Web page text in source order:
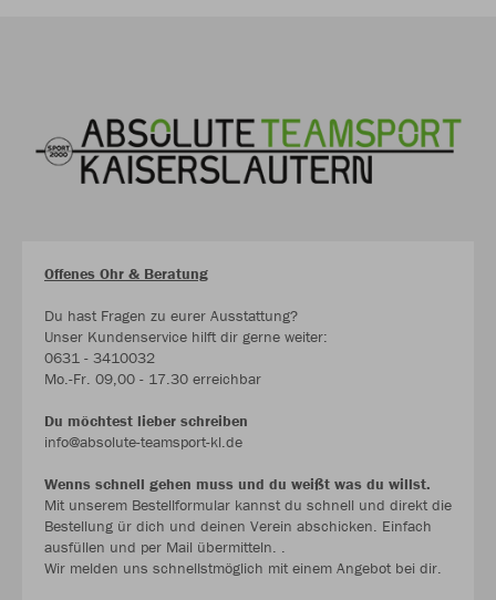
Offenes Ohr & Beratung
Du hast Fragen zu eurer Ausstattung?
Unser Kundenservice hilft dir gerne weiter:
0631 - 3410032
Mo.-Fr. 09,00 - 17.30 erreichbar
Du möchtest lieber schreiben
info@absolute-teamsport-kl.de
Wenns schnell gehen muss und du weißt was du willst.
Mit unserem Bestellformular kannst du schnell und direkt die
Bestellung ür dich und deinen Verein abschicken. Einfach
ausfüllen und per Mail übermitteln. .
Wir melden uns schnellstmöglich mit einem Angebot bei dir.